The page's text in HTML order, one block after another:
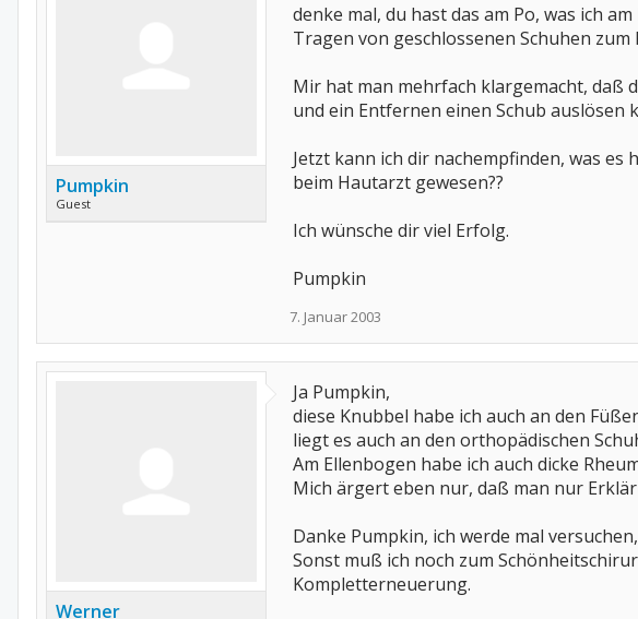
Pumpkin
Guest
denke mal, du hast das am Po, was ich
Tragen von geschlossenen Schuhen zum
Mir hat man mehrfach klargemacht, daß
und ein Entfernen einen Schub auslösen
Jetzt kann ich dir nachempfinden, was
beim Hautarzt gewesen??
Ich wünsche dir viel Erfolg.
Pumpkin
7. Januar 2003
Werner
Ja Pumpkin,
diese Knubbel habe ich auch an den
liegt es auch an den orthopädischen
Am Ellenbogen habe ich auch dicke
Mich ärgert eben nur, daß man nur
Danke Pumpkin, ich werde mal
Sonst muß ich noch zum
Kompletterneuerung.